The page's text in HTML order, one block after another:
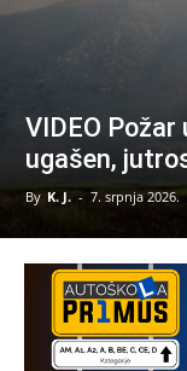
VIDEO
ugašen,
By K. J. - 7. srpnja 2026.